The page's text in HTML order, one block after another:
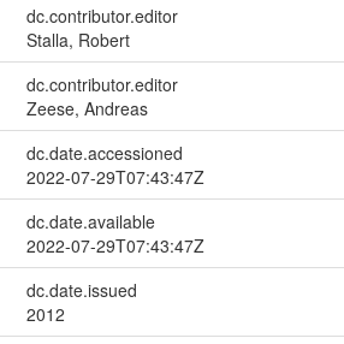
dc.contributor.editor
Stalla, Robert
dc.contributor.editor
Zeese, Andreas
dc.date.accessioned
2022-07-29T07:43:47Z
dc.date.available
2022-07-29T07:43:47Z
dc.date.issued
2012